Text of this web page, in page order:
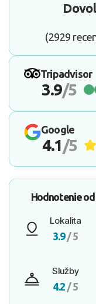
(2929
Tripadvisor
3.9/5
Google
4.1/5
Hodnotenie od
Lokalita
3.9/ 5
Služby
4.2 / 5